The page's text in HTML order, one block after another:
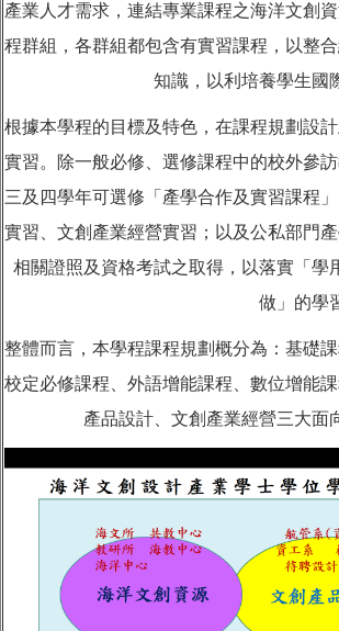
產業人才需求，連結專業課程之海洋文創
程群組，各群組都包含有實習課程，以整
知識，以利培養學生國
根據本學程的目標及特色，在課程規劃設
實習。除一般必修、選修課程中的校外參
三及四學年可選修「產學合作及實習課程
實習、文創產業經營實習；以及公私部門
相關證照及資格考試之取得，以落實「學
做」的學
整體而言，本學程課程規劃概分為：基礎
校定必修課程、外語增能課程、數位增能
產品設計、文創產業經營三大面